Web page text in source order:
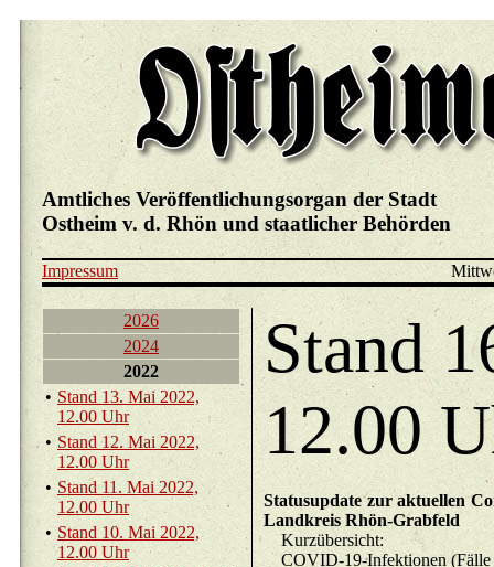
Amtliches Veröffentlichungsorgan der Stadt
Ostheim v. d. Rhön und staatlicher Behörden
Impressum
2026
2024
2022
• Stand 13. Mai 2022,
12.00 Uhr
• Stand 12. Mai 2022,
12.00 Uhr
• Stand 11. Mai 2022,
12.00 Uhr
• Stand 10. Mai 2022,
12.00 Uhr
Stand
12.00
Sta­tu­sup­date zur ak­tu­el­len
Land­kreis Rhön-Grab­feld
Kurz­über­sicht: